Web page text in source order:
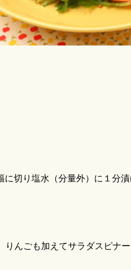
切り塩水（分量外）に１分漬
りんごも加えてサラダスピナー